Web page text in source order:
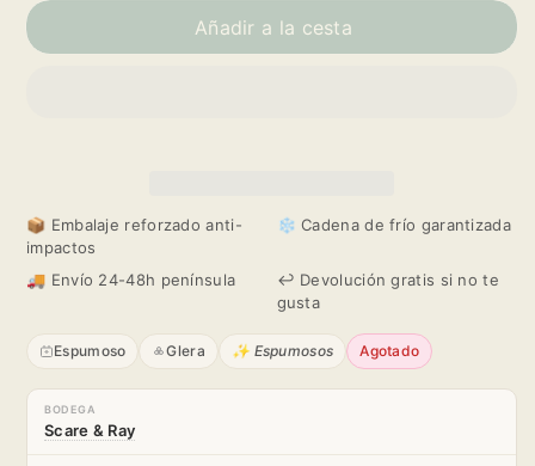
Ray
DOCG
Spumante
cantidad
Ray
DOCG
Spumante
Añadir a la cesta
📦 Embalaje reforzado anti-
impactos
❄️ Cadena de frío garantizada
🚚 Envío 24-48h península
↩️ Devolución gratis si no te
gusta
Espumoso Glera ✨ Espumosos Agotado
BODEGA
Scare & Ray